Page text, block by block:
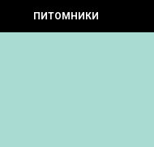
ПИТОМНИКИ